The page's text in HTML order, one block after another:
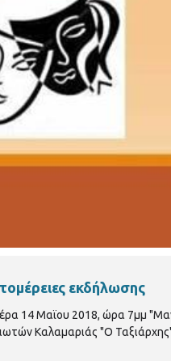
εκδήλωσης
14 Μαϊου 2018, ώρα 7μμ
Καλαμαριάς "Ο